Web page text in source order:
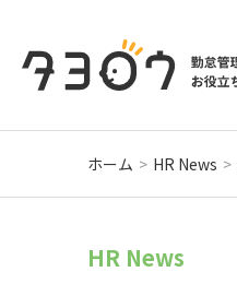
ホーム HR News
HR News